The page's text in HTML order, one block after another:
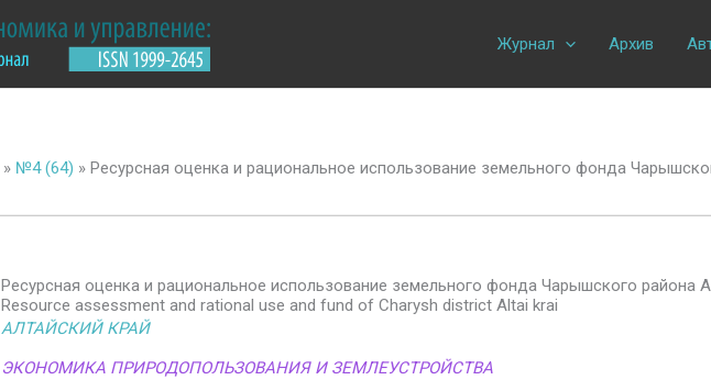
Журнал Архив
» №4 (64) » Ресурсная оценка и рациональное использование земельного фонда
Ресурсная оценка и рациональное использование земельного фонда Чарышского района
Resource assessment and rational use and fund of Charysh district Altai krai
АЛТАЙСКИЙ КРАЙ
ЭКОНОМИКА ПРИРОДОПОЛЬЗОВАНИЯ И ЗЕМЛЕУСТРОЙСТВА